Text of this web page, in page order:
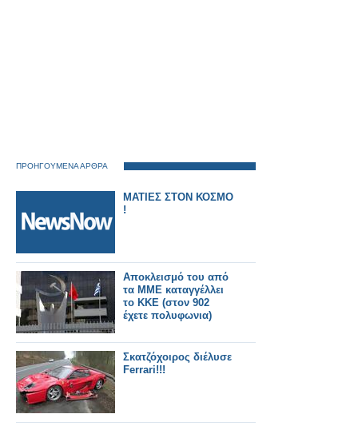
ΠΡΟΗΓΟΥΜΕΝΑ ΑΡΘΡΑ
ΜΑΤΙΕΣ ΣΤΟΝ ΚΟΣΜΟ
!
Αποκλεισμό του από
τα ΜΜΕ καταγγέλλει
το ΚΚΕ (στον 902
έχετε πολυφωνια)
Σκατζόχοιρος διέλυσε
Ferrari!!!